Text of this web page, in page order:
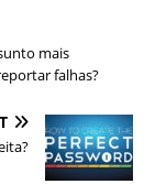
mais
falhas?